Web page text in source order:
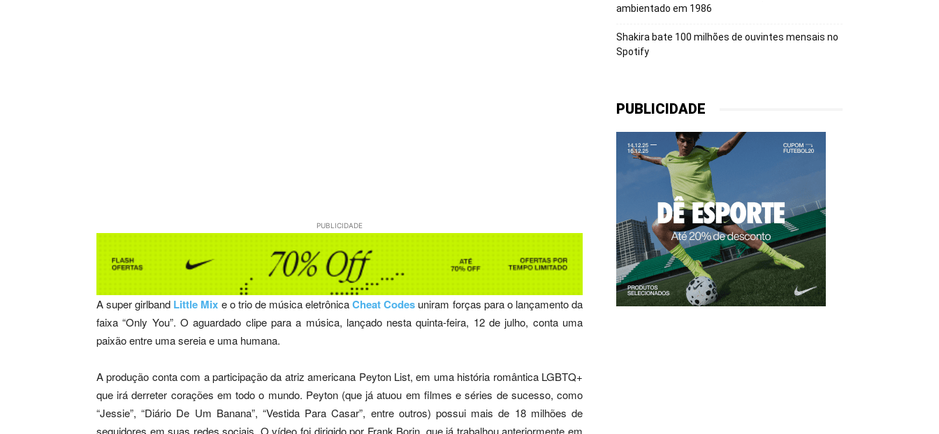
PUBLICIDADE
A super girlband Little Mix e o trio de música eletrônicaCheat Codes uniram forças para o lançamento da
faixa “Only You”. O aguardado clipe para a música, lançado nesta quinta-feira, 12 de julho, conta uma
paixão entre uma sereia e uma humana.
A produção conta com a participação da atriz americana Peyton List, em uma história romântica LGBTQ+
que irá derreter corações em todo o mundo. Peyton (que já atuou em filmes e séries de sucesso, como
“Jessie”, “Diário De Um Banana”, “Vestida Para Casar”, entre outros) possui mais de 18 milhões de
seguidores em suas redes sociais. O vídeo foi dirigido por Frank Borin, que já trabalhou anteriormente em
ambientado em 1986
Shakira bate 100 milhões de ouvintes mensais no
Spotify
PUBLICIDADE